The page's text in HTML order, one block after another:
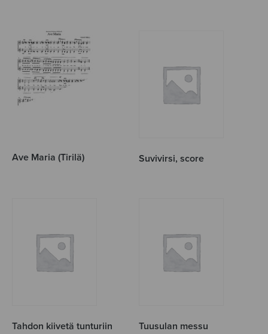
Ave Maria (Tirilä) Suvivirsi, score
Tahdon kiivetä tunturiin Tuusulan messu